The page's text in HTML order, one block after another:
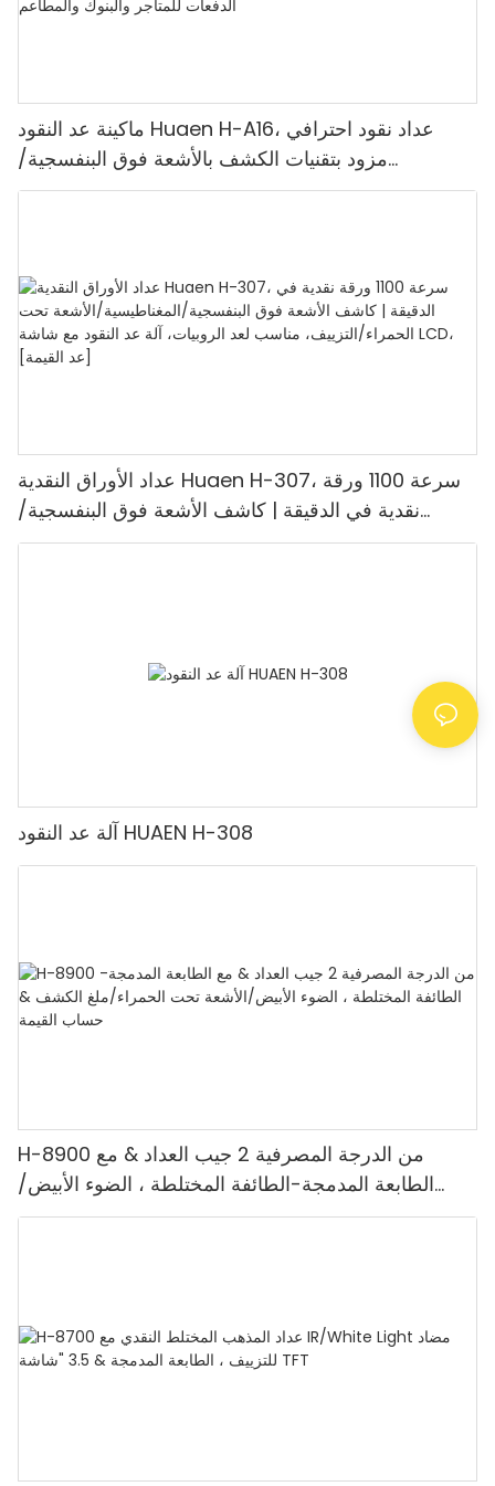
ماكينة عد النقود Huaen H-A16، عداد نقود احترافي
مزود بتقنيات الكشف بالأشعة فوق البنفسجية/
المغناطيسية/الأشعة تحت الحمراء/الضوء الرقمي، عد
عداد الأوراق النقدية Huaen H-307، سرعة 1100 ورقة
نقدية في الدقيقة | كاشف الأشعة فوق البنفسجية/
المغناطيسية/الأشعة تحت الحمراء/التزييف، مناسب لعد
آلة عد النقود HUAEN H-308
H-8900 من الدرجة المصرفية 2 جيب العداد & مع
الطابعة المدمجة-الطائفة المختلطة ، الضوء الأبيض/
الأشعة تحت الحمراء/ملغ الكشف & حساب القيمة